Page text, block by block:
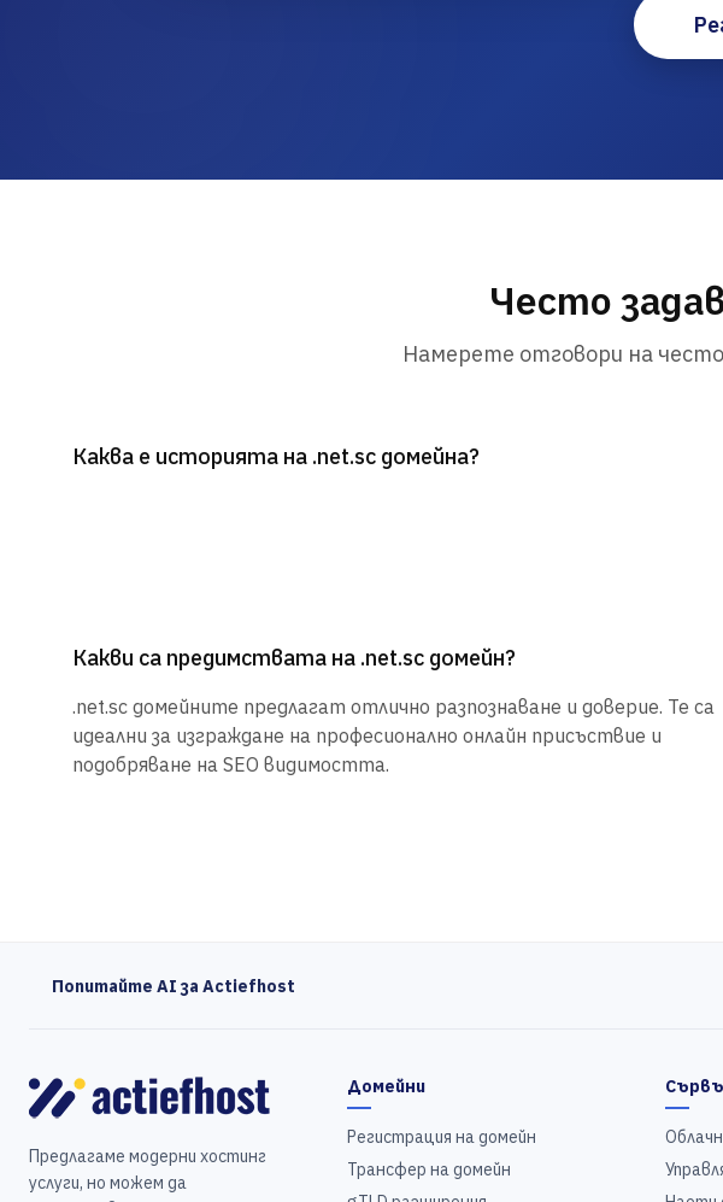
Често
Намерете отговори на
Каква е историята на .net.sc домейна?
Какви са предимствата на .net.sc домейн?
.net.sc домейните предлагат отлично разпознаване и доверие. Те са
идеални за изграждане на професионално онлайн присъствие и
подобряване на SEO видимостта.
Попитайте AI за Actiefhost
Предлагаме модерни хостинг
услуги, но можем да
Домейни
Регистрация на домейн
Трансфер на домейн